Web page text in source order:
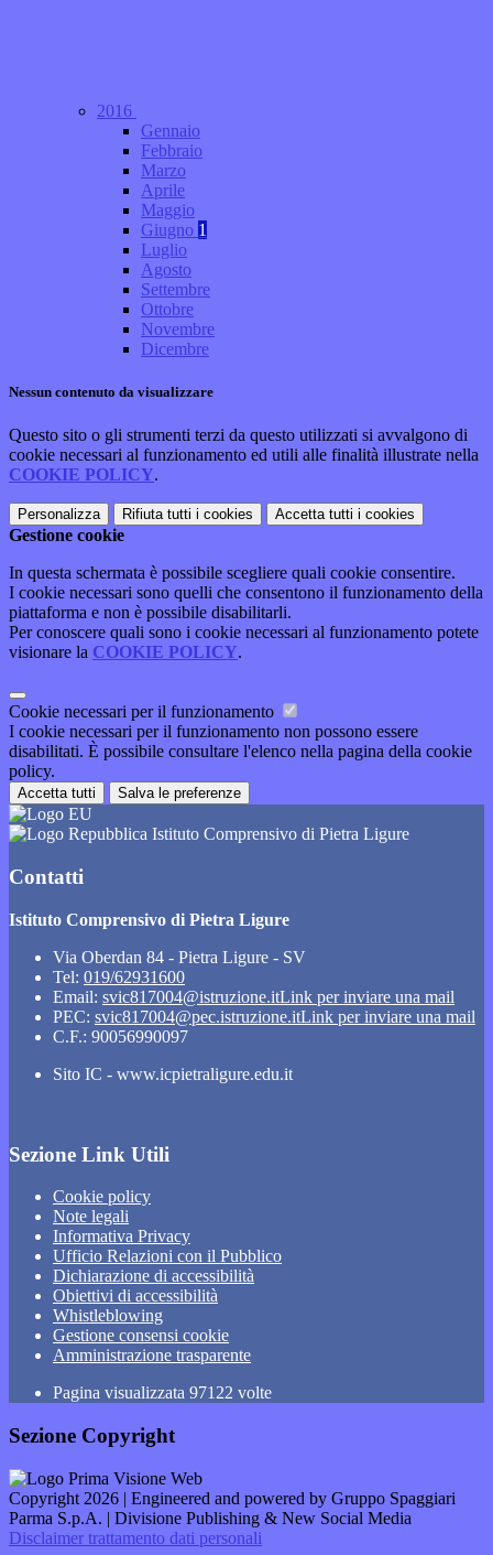
2016
Gennaio
Febbraio
Marzo
Aprile
Maggio
Giugno 1
Luglio
Agosto
Settembre
Ottobre
Novembre
Dicembre
Nessun contenuto da visualizzare
Questo sito o gli strumenti terzi da questo utilizzati si avvalgono di
cookie necessari al funzionamento ed utili alle finalità illustrate nella
COOKIE POLICY.
Personalizza Rifiuta tutti i cookies Accetta tutti i cookies
Gestione cookie
In questa schermata è possibile scegliere quali cookie consentire.
I cookie necessari sono quelli che consentono il funzionamento della
piattaforma e non è possibile disabilitarli.
Per conoscere quali sono i cookie necessari al funzionamento potete
visionare la COOKIE POLICY.
Cookie necessari per il funzionamento
I cookie necessari per il funzionamento non possono essere
disabilitati. È possibile consultare l'elenco nella pagina della cookie
policy.
Accetta tutti Salva le preferenze
Istituto Comprensivo di Pietra Ligure
Contatti
Istituto Comprensivo di Pietra Ligure
Via Oberdan 84 - Pietra Ligure - SV
Tel: 019/62931600
Email: svic817004@istruzione.itLink per inviare una mail
PEC: svic817004@pec.istruzione.itLink per inviare una mail
C.F.: 90056990097
Sito IC - www.icpietraligure.edu.it
Sezione Link Utili
Cookie policy
Note legali
Informativa Privacy
Ufficio Relazioni con il Pubblico
Dichiarazione di accessibilità
Obiettivi di accessibilità
Whistleblowing
Gestione consensi cookie
Amministrazione trasparente
Pagina visualizzata 97122 volte
Sezione Copyright
Copyright 2026 | Engineered and powered by Gruppo Spaggiari
Parma S.p.A. | Divisione Publishing & New Social Media
Disclaimer trattamento dati personali